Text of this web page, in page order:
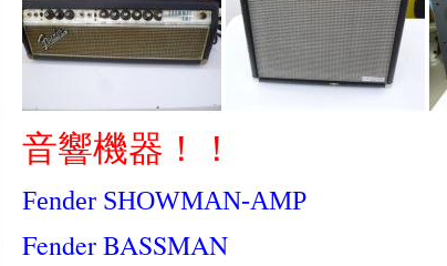
音響機器！！
Fender SHOWMAN-AMP
Fender BASSMAN